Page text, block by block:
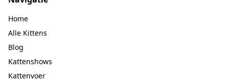
Home
Alle Kittens
Blog
Kattenshows
Kattenvoer